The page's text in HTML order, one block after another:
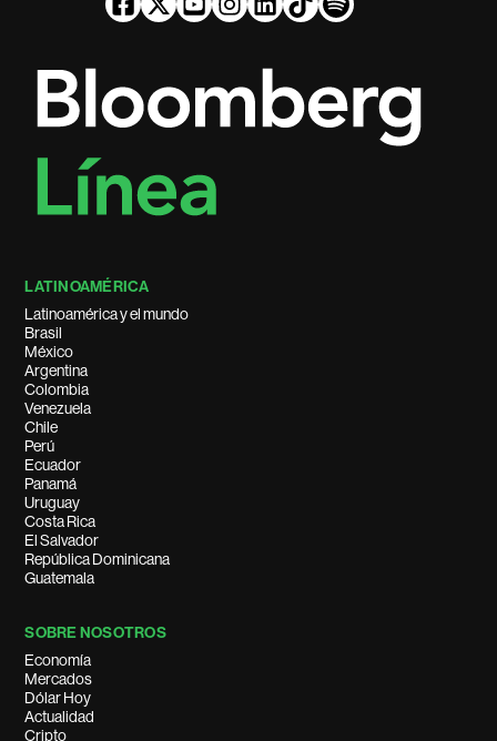
LATINOAMÉRICA
Latinoamérica y el mundo
Brasil
México
Argentina
Colombia
Venezuela
Chile
Perú
Ecuador
Panamá
Uruguay
Costa Rica
El Salvador
República Dominicana
Guatemala
SOBRE NOSOTROS
Economía
Mercados
Dólar Hoy
Actualidad
Cripto